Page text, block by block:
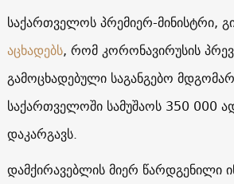
საქართველოს პრემიერ-მინისტრი,
აცხადებს, რომ კორონავირუსის
გამოცხადებული საგანგებო
საქართველოში სამუშაოს 350 000
დაკარგავს.
დამქირავებლის მიერ წარდგენილი